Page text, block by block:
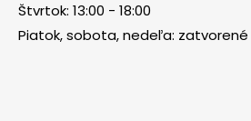
Štvrtok: 13:00 - 18:00
Piatok, sobota, nedeľa: zatvorené